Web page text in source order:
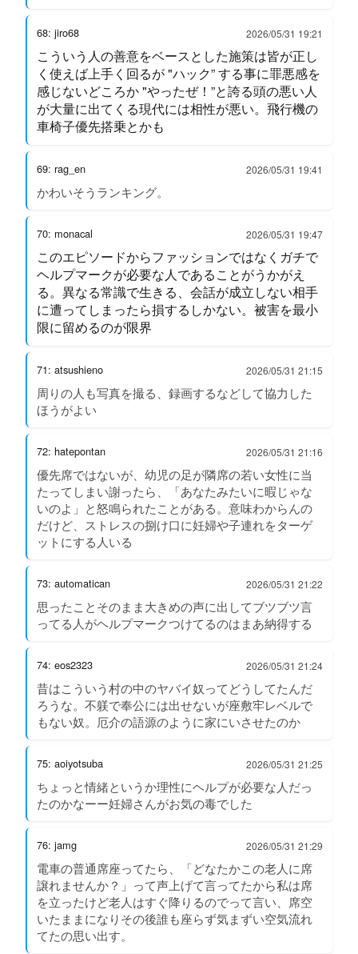
68: jiro68 2026/05/31 19:21
こういう人の善意をベースとした施策は皆が正し
く使えば上手く回るが "ハック” する事に罪悪感を
感じないどころか "やったぜ！”と誇る頭の悪い人
が大量に出てくる現代には相性が悪い。飛行機の
車椅子優先搭乗とかも
69: rag_en 2026/05/31 19:41
かわいそうランキング。
70: monacal 2026/05/31 19:47
このエピソードからファッションではなくガチで
ヘルプマークが必要な人であることがうかがえ
る。異なる常識で生きる、会話が成立しない相手
に遭ってしまったら損するしかない。被害を最小
限に留めるのが限界
71: atsushieno 2026/05/31 21:15
周りの人も写真を撮る、録画するなどして協力した
ほうがよい
72: hatepontan 2026/05/31 21:16
優先席ではないが、幼児の足が隣席の若い女性に当
たってしまい謝ったら、「あなたみたいに暇じゃな
いのよ」と怒鳴られたことがある。意味わからんの
だけど、ストレスの捌け口に妊婦や子連れをターゲ
ットにする人いる
73: automatican 2026/05/31 21:22
思ったことそのまま大きめの声に出してブツブツ言
ってる人がヘルプマークつけてるのはまあ納得する
74: eos2323 2026/05/31 21:24
昔はこういう村の中のヤバイ奴ってどうしてたんだ
ろうな。不躾で奉公には出せないが座敷牢レベルで
もない奴。厄介の語源のように家にいさせたのか
75: aoiyotsuba 2026/05/31 21:25
ちょっと情緒というか理性にヘルプが必要な人だっ
たのかなーー妊婦さんがお気の毒でした
76: jamg 2026/05/31 21:29
電車の普通席座ってたら、「どなたかこの老人に席
譲れませんか？」って声上げて言ってたから私は席
を立ったけど老人はすぐ降りるのでって言い、席空
いたままになりその後誰も座らず気まずい空気流れ
てたの思い出す。